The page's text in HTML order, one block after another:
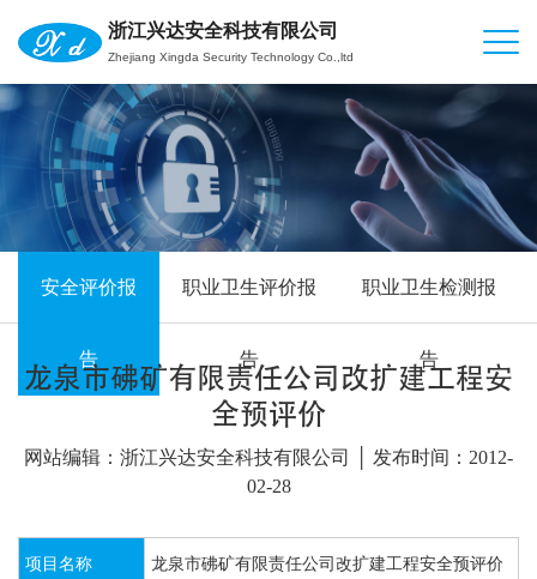
浙江兴达安全科技有限公司
Zhejiang Xingda Security Technology Co.,ltd
安全评价报
告
职业卫生评价报
告
职业卫生检测报
告
龙泉市砩矿有限责任公司改扩建工程安
全预评价
网站编辑：浙江兴达安全科技有限公司 │ 发布时间：2012-
02-28
项目名称 龙泉市砩矿有限责任公司改扩建工程安全预评价